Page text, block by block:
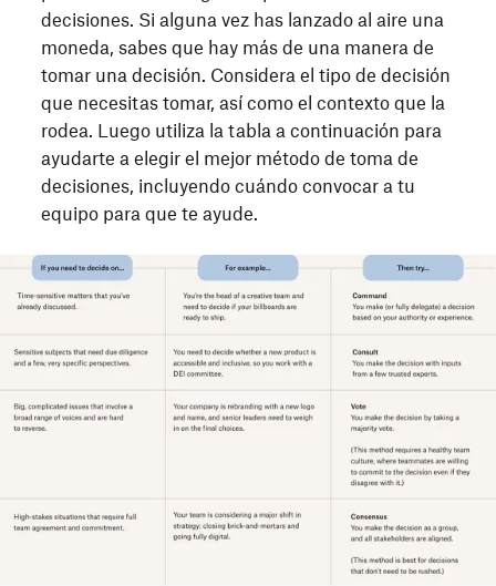
decisiones. Si alguna vez has lanzado al aire una
moneda, sabes que hay más de una manera de
tomar una decisión. Considera el tipo de decisión
que necesitas tomar, así como el contexto que la
rodea. Luego utiliza la tabla a continuación para
ayudarte a elegir el mejor método de toma de
decisiones, incluyendo cuándo convocar a tu
equipo para que te ayude.